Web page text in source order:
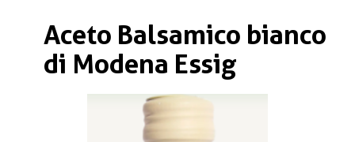
Aceto Balsamico bianco
di Modena Essig